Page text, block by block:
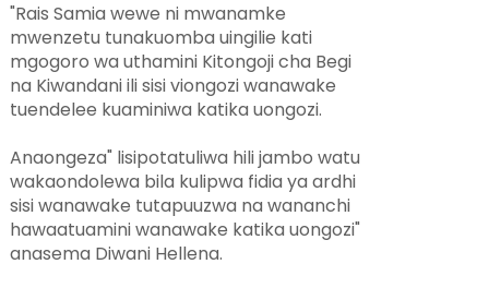
"Rais Samia wewe ni mwanamke
mwenzetu tunakuomba uingilie kati
mgogoro wa uthamini Kitongoji cha Begi
na Kiwandani ili sisi viongozi wanawake
tuendelee kuaminiwa katika uongozi.
Anaongeza" lisipotatuliwa hili jambo watu
wakaondolewa bila kulipwa fidia ya ardhi
sisi wanawake tutapuuzwa na wananchi
hawaatuamini wanawake katika uongozi"
anasema Diwani Hellena.